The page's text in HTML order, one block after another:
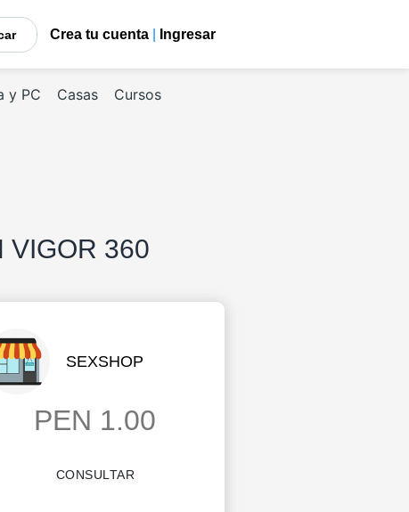
Crea tu cuenta Ingresar
y PC Casas Cursos
VIGOR 360
SEXSHOP
PEN 1.00
CONSULTAR